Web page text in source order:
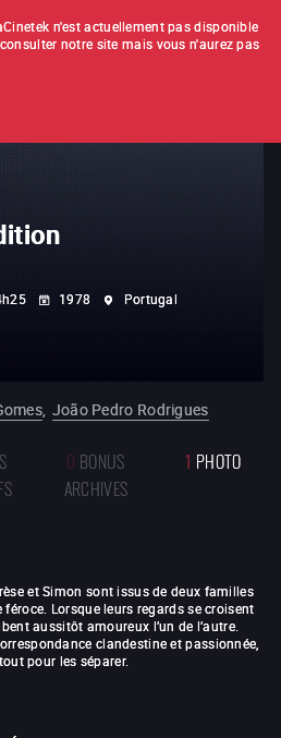
ABONNEMENT
1978 Portugal
, João Pedro Rodrigues
0 BONUS
ARCHIVES
1 PHOTO
et Simon sont issus de deux familles
Lorsque leurs regards se croisent
aussitôt amoureux l’un de l’autre.
clandestine et passionnée,
pour les séparer.
n'est actuellement pas disponible
notre site mais vous n'aurez pas